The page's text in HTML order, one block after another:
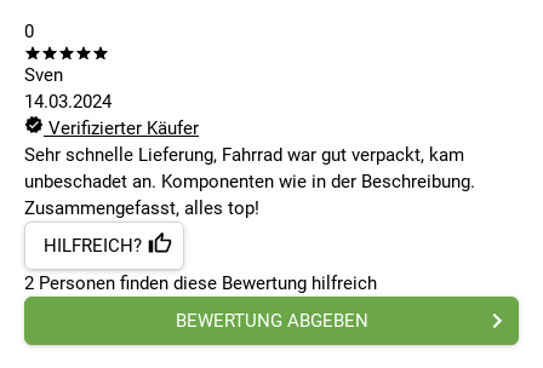
0
Sven
14.03.2024
Verifizierter Käufer
Sehr schnelle Lieferung, Fahrrad war gut verpackt, kam
unbeschadet an. Komponenten wie in der Beschreibung.
Zusammengefasst, alles top!
HILFREICH?
2 Personen finden diese Bewertung hilfreich
BEWERTUNG ABGEBEN